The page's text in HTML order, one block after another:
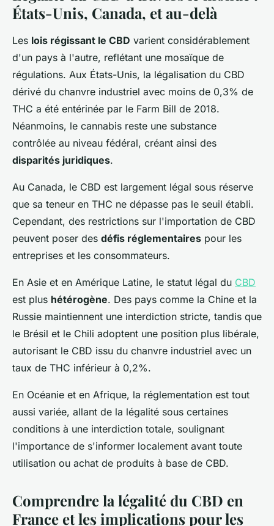
États-Unis, Canada, et au-delà
Les lois régissant le CBD varient considérablement
d'un pays à l'autre, reflétant une mosaïque de
régulations. Aux États-Unis, la légalisation du CBD
dérivé du chanvre industriel avec moins de 0,3% de
THC a été entérinée par le Farm Bill de 2018.
Néanmoins, le cannabis reste une substance
contrôlée au niveau fédéral, créant ainsi des
disparités juridiques.
Au Canada, le CBD est largement légal sous réserve
que sa teneur en THC ne dépasse pas le seuil établi.
Cependant, des restrictions sur l'importation de CBD
peuvent poser des défis réglementaires pour les
entreprises et les consommateurs.
En Asie et en Amérique Latine, le statut légal du CBD
est plus hétérogène. Des pays comme la Chine et la
Russie maintiennent une interdiction stricte, tandis que
le Brésil et le Chili adoptent une position plus libérale,
autorisant le CBD issu du chanvre industriel avec un
taux de THC inférieur à 0,2%.
En Océanie et en Afrique, la réglementation est tout
aussi variée, allant de la légalité sous certaines
conditions à une interdiction totale, soulignant
l'importance de s'informer localement avant toute
utilisation ou achat de produits à base de CBD.
Comprendre la légalité du CBD en
France et les implications pour les